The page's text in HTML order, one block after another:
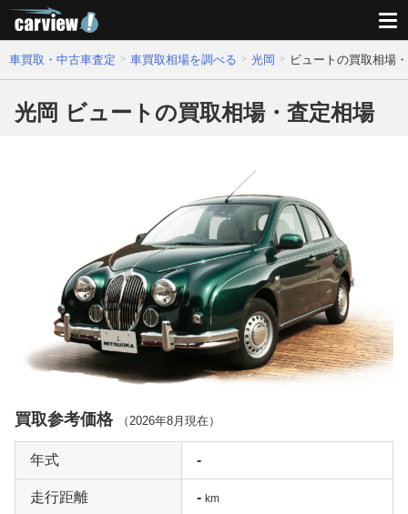
車買取・中古車査定 車買取相場を調べる 光岡 ビュートの買取相場
光岡 ビュートの買取相場・査定相場
買取参考価格 （ 2026年8月 現在）
年式 -
走行距離 - km